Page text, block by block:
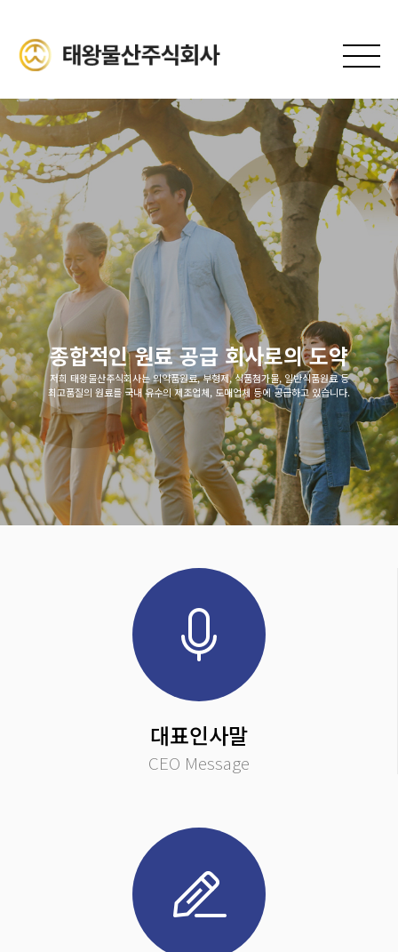
종합적인 원료 공급 회사로의 도약
저희 태왕물산주식회사는 의약품원료, 부형제, 식품첨가물, 일반식품원료 등
최고품질의 원료를 국내 유수의 제조업체, 도매업체 등에 공급하고 있습니다.
종합적인 원료 공급 회사로의 도약
대표인사말
CEO Message